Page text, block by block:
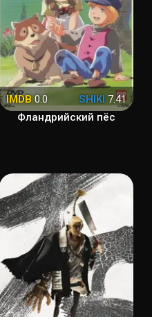
IMDB0.0 SHIKI 7.41
Фландрийский пёс